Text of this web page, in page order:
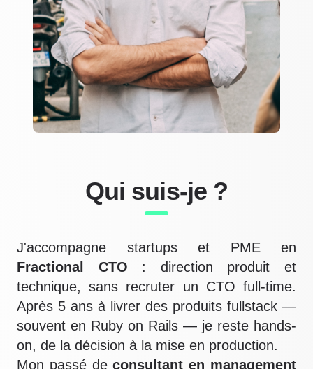
Qui suis-je ?
J'accompagne startups et PME en
Fractional CTO : direction produit et
technique, sans recruter un CTO full-time.
Après 5 ans à livrer des produits fullstack —
souvent en Ruby on Rails — je reste hands-
on, de la décision à la mise en production.
Mon passé deconsultant en management